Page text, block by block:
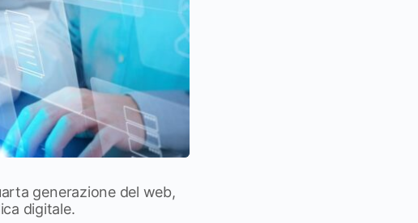
generazione del web,
digitale.